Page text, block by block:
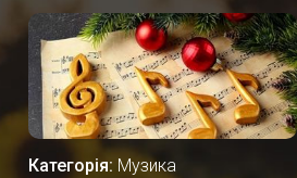
РІЗДВЯНИХ ПІСЕНЬ У СВІТІ
Категорія: Музика